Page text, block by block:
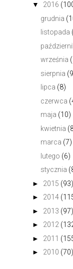
▼
2016
grudnia
listopada
września
sierpnia
lipca (8)
czerwca
maja (10)
kwietnia
marca (7)
lutego (6)
stycznia
► 2015 (93)
► 2014
► 2013 (97)
► 2012
► 2011
► 2010 (70)